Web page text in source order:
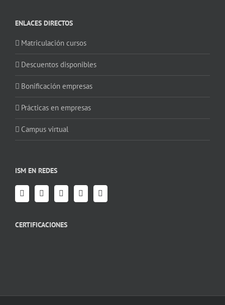
ENLACES DIRECTOS
Matriculación cursos
Descuentos disponibles
Bonificación empresas
Prácticas en empresas
Campus virtual
ISM EN REDES
CERTIFICACIONES